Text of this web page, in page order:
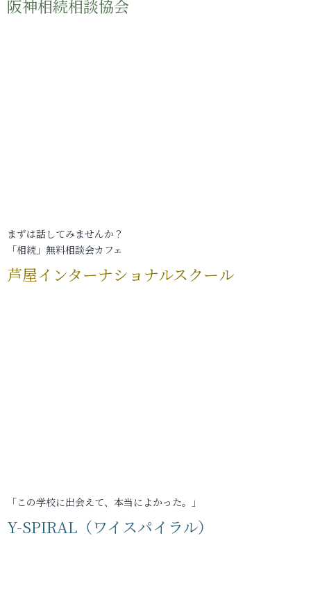
阪神相続相談協会
まずは話してみませんか？
「相続」無料相談会カフェ
芦屋インターナショナルスクール
「この学校に出会えて、本当によかった。」
Y-SPIRAL（ワイスパイラル）